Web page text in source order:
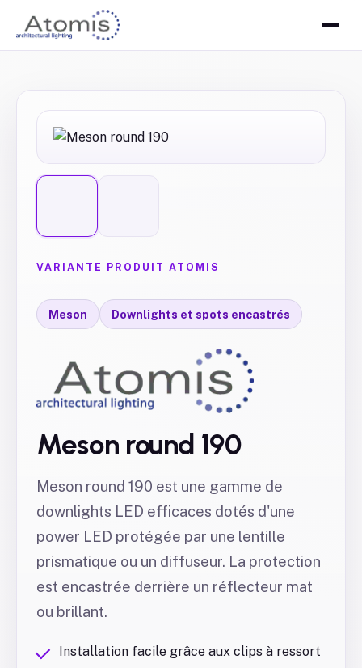
VARIANTE PRODUIT ATOMIS
Meson Downlights et spots encastrés
Meson round 190
Meson round 190 est une gamme de
downlights LED efficaces dotés d'une
power LED protégée par une lentille
prismatique ou un diffuseur. La protection
est encastrée derrière un réflecteur mat
ou brillant.
Installation facile grâce aux clips à ressort